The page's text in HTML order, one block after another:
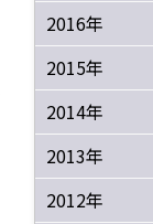
2016年
2015年
2014年
2013年
2012年